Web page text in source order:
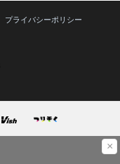
×
プライバシーポリシー